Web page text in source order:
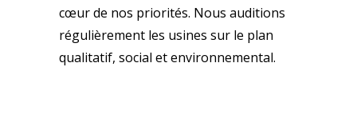
cœur de nos priorités. Nous auditions
régulièrement les usines sur le plan
qualitatif, social et environnemental.